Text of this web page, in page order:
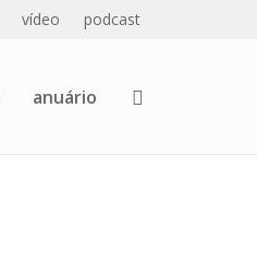
vídeo podcast
anuário